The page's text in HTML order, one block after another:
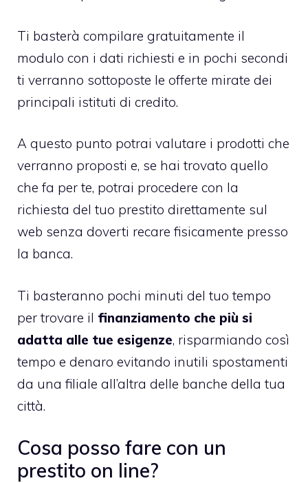
Ti basterà compilare gratuitamente il
modulo con i dati richiesti e in pochi secondi
ti verranno sottoposte le offerte mirate dei
principali istituti di credito.
A questo punto potrai valutare i prodotti che
verranno proposti e, se hai trovato quello
che fa per te, potrai procedere con la
richiesta del tuo prestito direttamente sul
web senza doverti recare fisicamente presso
la banca.
Ti basteranno pochi minuti del tuo tempo
per trovare il finanziamento che più si
adatta alle tue esigenze, risparmiando così
tempo e denaro evitando inutili spostamenti
da una filiale all’altra delle banche della tua
città.
Cosa posso fare con un
prestito on line?